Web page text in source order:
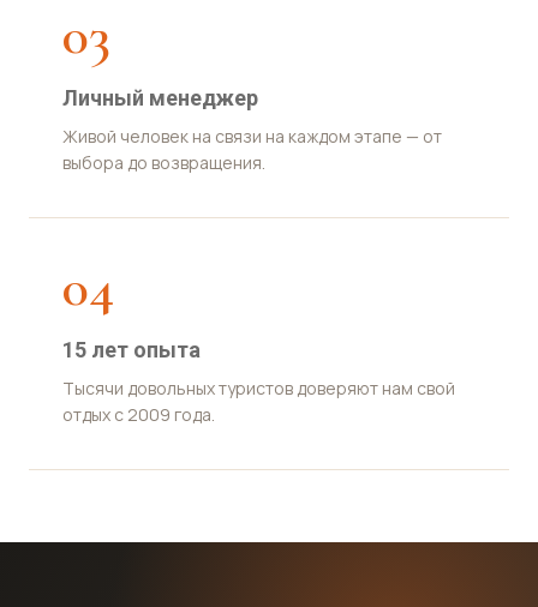
03
Личный менеджер
Живой человек на связи на каждом этапе — от
выбора до возвращения.
04
15 лет опыта
Тысячи довольных туристов доверяют нам свой
отдых с 2009 года.